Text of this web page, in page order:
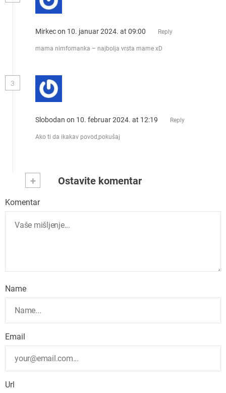
Mirkecon 10. januar 2024. at 09:00 Reply
mama nimfomanka – najbolja vrsta mame xD
3
Slobodan on 10. februar 2024. at 12:19 Reply
Ako ti da ikakav povod,pokušaj
+ Ostavite komentar
Komentar
Name
Email
Url